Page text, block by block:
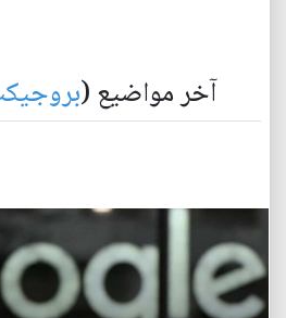
آخر مواضيع (